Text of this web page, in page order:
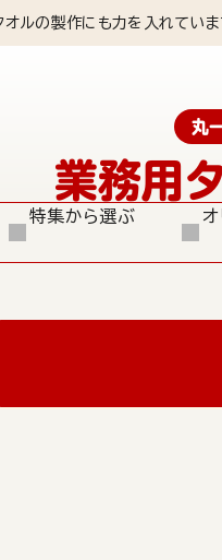
ルの製作にも力を入れていま
丸
業務用
特集から選ぶ